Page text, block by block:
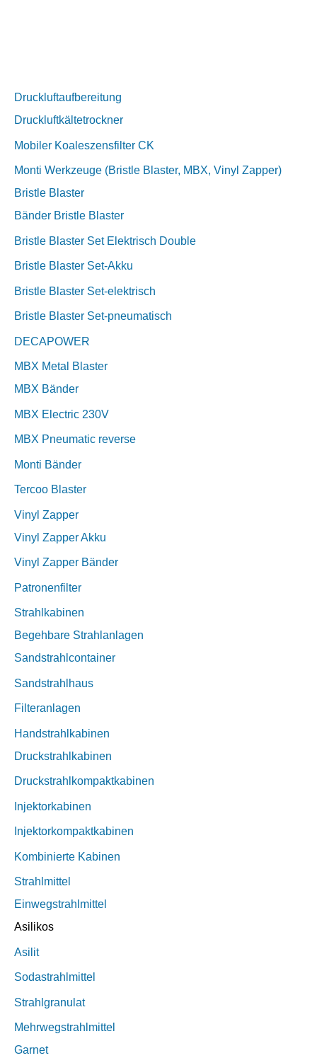
Druckluftaufbereitung
Druckluftkältetrockner
Mobiler Koaleszensfilter CK
Monti Werkzeuge (Bristle Blaster, MBX, Vinyl Zapper)
Bristle Blaster
Bänder Bristle Blaster
Bristle Blaster Set Elektrisch Double
Bristle Blaster Set-Akku
Bristle Blaster Set-elektrisch
Bristle Blaster Set-pneumatisch
DECAPOWER
MBX Metal Blaster
MBX Bänder
MBX Electric 230V
MBX Pneumatic reverse
Monti Bänder
Tercoo Blaster
Vinyl Zapper
Vinyl Zapper Akku
Vinyl Zapper Bänder
Patronenfilter
Strahlkabinen
Begehbare Strahlanlagen
Sandstrahlcontainer
Sandstrahlhaus
Filteranlagen
Handstrahlkabinen
Druckstrahlkabinen
Druckstrahlkompaktkabinen
Injektorkabinen
Injektorkompaktkabinen
Kombinierte Kabinen
Strahlmittel
Einwegstrahlmittel
Asilikos
Asilit
Sodastrahlmittel
Strahlgranulat
Mehrwegstrahlmittel
Garnet